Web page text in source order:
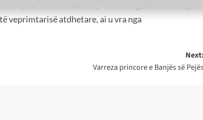
të tij më temë atdhetare, “Tradhti gjaksore (vrasja e
veprimtarisë atdhetare, ai u vra nga
Next:
Varreza princore e Banjës së Pejës